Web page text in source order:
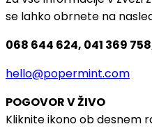
se lahko obrnete na
068 644 624, 041 369
hello@popermint.com
POGOVOR V ŽIVO
Kliknite ikono ob desnem